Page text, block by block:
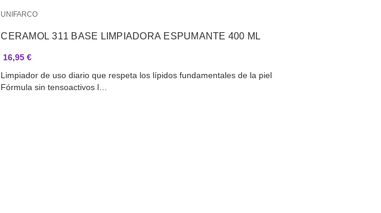
UNIFARCO
CERAMOL 311 BASE LIMPIADORA ESPUMANTE 400 ML
16,95 €
Limpiador de uso diario que respeta los lípidos fundamentales de la piel ​
Fórmula sin tensoactivos l…